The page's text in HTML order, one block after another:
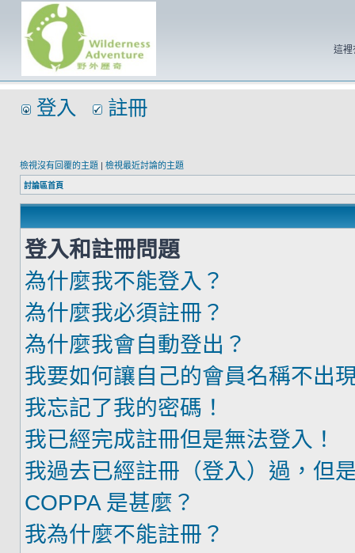
這裡
登入 註冊
檢視沒有回覆的主題 | 檢視最近討論的主題
討論區首頁
登入和註冊問題
為什麼我不能登入？
為什麼我必須註冊？
為什麼我會自動登出？
我要如何讓自己的會員名稱不出
我忘記了我的密碼！
我已經完成註冊但是無法登入！
我過去已經註冊（登入）過，但
COPPA 是甚麼？
我為什麼不能註冊？